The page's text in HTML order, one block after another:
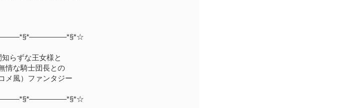
知らずな王女様と
情な騎士団長との
メ風）ファンタジー